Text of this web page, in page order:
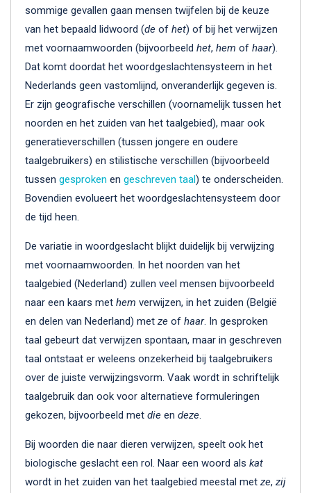
sommige gevallen gaan mensen twijfelen bij de keuze
van het bepaald lidwoord (de of het) of bij het verwijzen
met voornaamwoorden (bijvoorbeeld het, hem of haar).
Dat komt doordat het woordgeslachtensysteem in het
Nederlands geen vastomlijnd, onveranderlijk gegeven is.
Er zijn geografische verschillen (voornamelijk tussen het
noorden en het zuiden van het taalgebied), maar ook
generatieverschillen (tussen jongere en oudere
taalgebruikers) en stilistische verschillen (bijvoorbeeld
tussen gesproken en geschreven taal) te onderscheiden.
Bovendien evolueert het woordgeslachtensysteem door
de tijd heen.
De variatie in woordgeslacht blijkt duidelijk bij verwijzing
met voornaamwoorden. In het noorden van het
taalgebied (Nederland) zullen veel mensen bijvoorbeeld
naar een kaars met hem verwijzen, in het zuiden (België
en delen van Nederland) met ze of haar. In gesproken
taal gebeurt dat verwijzen spontaan, maar in geschreven
taal ontstaat er weleens onzekerheid bij taalgebruikers
over de juiste verwijzingsvorm. Vaak wordt in schriftelijk
taalgebruik dan ook voor alternatieve formuleringen
gekozen, bijvoorbeeld met die en deze.
Bij woorden die naar dieren verwijzen, speelt ook het
biologische geslacht een rol. Naar een woord als kat
wordt in het zuiden van het taalgebied meestal met ze, zij